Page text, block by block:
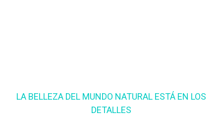
LA BELLEZA DEL MUNDO NATURAL ESTÁ EN LOS
DETALLES